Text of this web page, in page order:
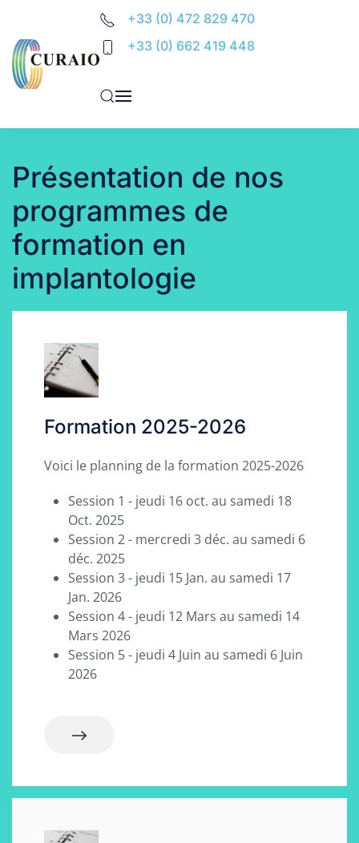
Accéder au contenu principal
+33 (0) 472 829 470
+33 (0) 662 419 448
Présentation de nos
programmes de
formation en
implantologie
Formation 2025-2026
Voici le planning de la formation 2025-2026
Session 1 - jeudi 16 oct. au samedi 18
Oct. 2025
Session 2 - mercredi 3 déc. au samedi 6
déc. 2025
Session 3 - jeudi 15 Jan. au samedi 17
Jan. 2026
Session 4 - jeudi 12 Mars au samedi 14
Mars 2026
Session 5 - jeudi 4 Juin au samedi 6 Juin
2026